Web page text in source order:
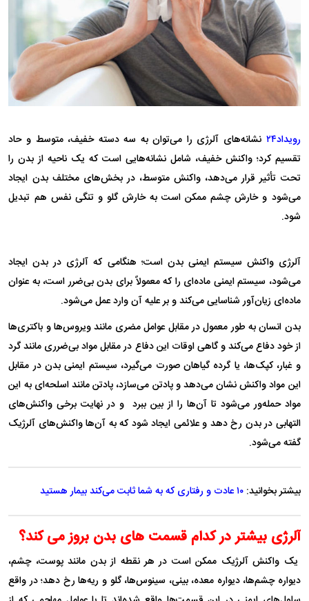
رویداد۲۴
نشانه‌های آلرژی را می‌توان به سه دسته خفیف، متوسط و حاد
تقسیم کرد؛ واکنش خفیف، شامل نشانه‌هایی است که یک ناحیه از بدن را
تحت تأثیر قرار می‌دهد، واکنش متوسط، در بخش‌های مختلف بدن ایجاد
می‌شود و خارش چشم ممکن است به خارش گلو و تنگی نفس هم تبدیل
شود.
آلرژی واکنش سیستم ایمنی بدن است؛ هنگامی که آلرژی در بدن ایجاد
می‌شود، سیستم ایمنی ماده‌ای را که معمولاً برای بدن بی‌ضرر است، به عنوان
ماده‌ای زیان‌آور شناسایی می‌کند و بر علیه آن وارد عمل می‌شود.
بدن انسان به طور معمول در مقابل عوامل مضری مانند ویروس‌ها و باکتری‌ها
از خود دفاع می‌کند و گاهی اوقات این دفاع در مقابل مواد بی‌ضرری مانند گرد
و غبار، کپک‌ها، یا گرده گیاهان صورت می‌گیرد، سیستم ایمنی بدن در مقابل
این مواد واکنش نشان می‌دهد و پادتن می‌سازد، پادتن مانند اسلحه‌ای به این
مواد حمله‌ور می‌شود تا آن‌ها را از بین ببرد و در نهایت برخی واکنش‌های
التهابی در بدن رخ دهد و علائمی ایجاد شود که به آن‌ها واکنش‌های آلرژیک
گفته می‌شود.
بیشتر بخوانید:۱۰ عادت و رفتاری که به شما ثابت می‌کند بیمار هستید
آلرژی بیشتر در کدام قسمت های بدن بروز می کند؟
یک واکنش آلرژیک ممکن است در هر نقطه از بدن مانند پوست، چشم،
دیواره چشم‌ها، دیواره معده، بینی، سینوس‌ها، گلو و ریه‌ها رخ دهد؛ در واقع